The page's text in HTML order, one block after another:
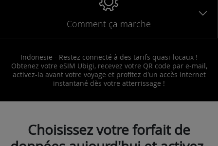
Comment ça marche
Indonesie - Restez connecté à des tarifs quasi-locaux !
Obtenez votre eSIM Ubigi, recevez votre QR code par e-mail,
activez-la avant votre voyage et profitez d'un accès internet
instantané dès votre atterrissage !
Choisissez votre forfait de